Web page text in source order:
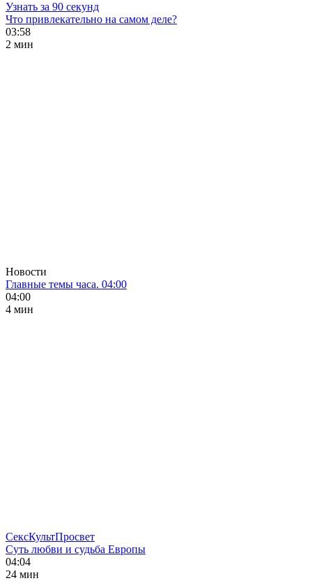
Узнать за 90 секунд
Что привлекательно на самом деле?
03:58
2 мин
Новости
Главные темы часа. 04:00
04:00
4 мин
СексКультПросвет
Суть любви и судьба Европы
04:04
24 мин